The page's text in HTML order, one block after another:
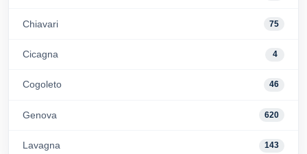
Chiavari 75
Cicagna 4
Cogoleto 46
Genova 620
Lavagna 143